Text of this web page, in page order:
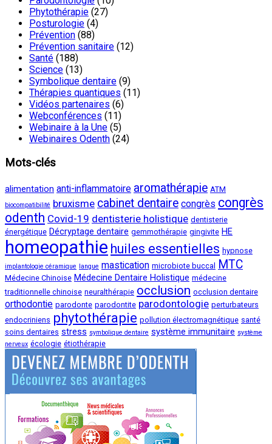
Phytothérapie (27)
Posturologie (4)
Prévention (88)
Prévention sanitaire (12)
Santé (188)
Science (13)
Symbolique dentaire (9)
Thérapies quantiques (11)
Vidéos partenaires (6)
Webconférences (11)
Webinaire à la Une (5)
Webinaires Odenth (24)
Mots-clés
alimentation anti-inflammatoire aromathérapie ATM
biocompatibilité bruxisme cabinet dentaire congrès congrès
odenth Covid-19 dentisterie holistique dentisterie
énergétique Décryptage dentaire gemmothérapie gingivite HE
homeopathie huiles essentielles hypnose
implantologie céramique langue mastication microbiote buccal MTC
Médecine Chinoise Médecine Dentaire Holistique médecine
traditionnelle chinoise neuralthérapie occlusion occlusion dentaire
orthodontie parodonte parodontite parodontologie perturbateurs
endocriniens phytothérapie pollution électromagnétique santé
soins dentaires stress symbolique dentaire système immunitaire système
nerveux écologie étiothérapie